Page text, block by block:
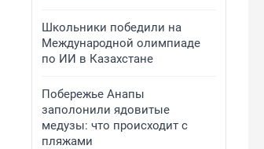
Школьники победили на
Международной олимпиаде
по ИИ в Казахстане
Побережье Анапы
заполонили ядовитые
медузы: что происходит с
пляжами